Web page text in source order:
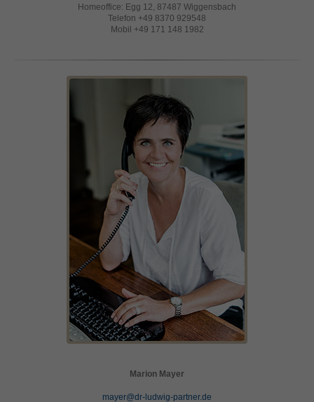
Homeoffice: Egg 12, 87487 Wiggensbach
Telefon +49 8370 929548
Mobil +49 171 148 1982
Marion Mayer
mayer@dr-ludwig-partner.de